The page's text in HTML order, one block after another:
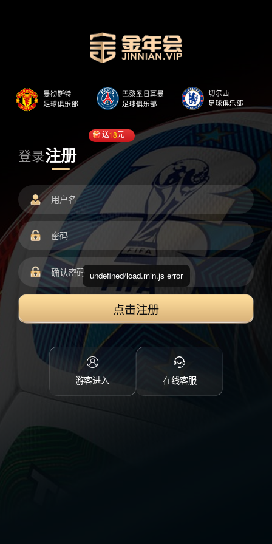
登录注册
送18元
点击注册
游客进入 在线客服
undefined/load.min.js error